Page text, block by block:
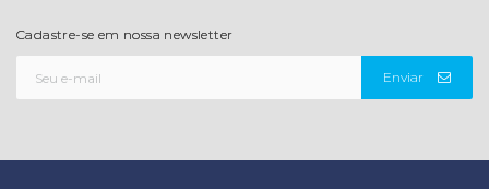
Cadastre-se em nossa newsletter
Enviar